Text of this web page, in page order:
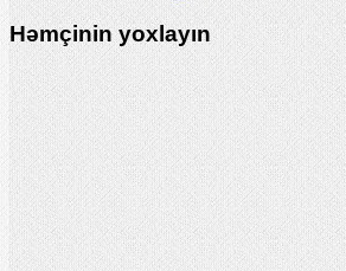
Həmçinin yoxlayın